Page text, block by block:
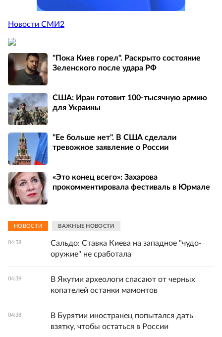
Новости СМИ2
"Пока Киев горел". Раскрыто состояние
Зеленского после удара РФ
США: Иран готовит 100-тысячную армию
для Украины
"Ее больше нет". В США сделали
тревожное заявление о России
«Это конец всего»: Захарова
прокомментировала фестиваль в Юрмале
НОВОСТИ ВАЖНЫЕ НОВОСТИ
04:58
Сальдо: Ставка Киева на западное "чудо-
оружие" не сработала
04:39
В Якутии археологи спасают от черных
копателей останки мамонтов
04:38
В Бурятии иностранец попытался дать
взятку, чтобы остаться в России